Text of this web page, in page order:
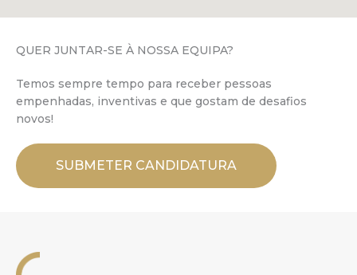
QUER JUNTAR-SE À NOSSA EQUIPA?
Temos sempre tempo para receber pessoas
empenhadas, inventivas e que gostam de desafios
novos!
SUBMETER CANDIDATURA